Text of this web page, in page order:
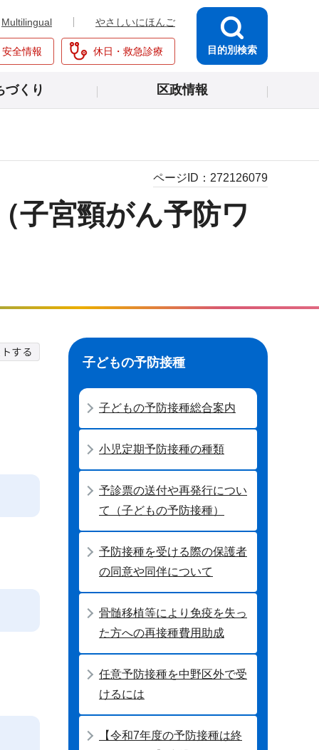
Multilingual やさしいにほんご
全情報 休日・救急診療 目的別検索
づくり 区政情報
子宮頸がん予防ワ
ページID： 272126079
子どもの予防接種
子どもの予防接種総合案内
小児定期予防接種の種類
予診票の送付や再発行につい
て（子どもの予防接種）
予防接種を受ける際の保護者
の同意や同伴について
骨髄移植等により免疫を失っ
た方への再接種費用助成
任意予防接種を中野区外で受
けるには
【令和7年度の予防接種は終